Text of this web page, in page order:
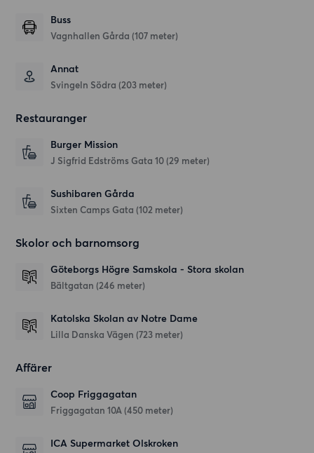
Buss
Vagnhallen Gårda (107 meter)
Annat
Svingeln Södra (203 meter)
Restauranger
Burger Mission
J Sigfrid Edströms Gata 10 (29 meter)
Sushibaren Gårda
Sixten Camps Gata (102 meter)
Skolor och barnomsorg
Göteborgs Högre Samskola - Stora skolan
Bältgatan (246 meter)
Katolska Skolan av Notre Dame
Lilla Danska Vägen (723 meter)
Affärer
Coop Friggagatan
Friggagatan 10A (450 meter)
ICA Supermarket Olskroken